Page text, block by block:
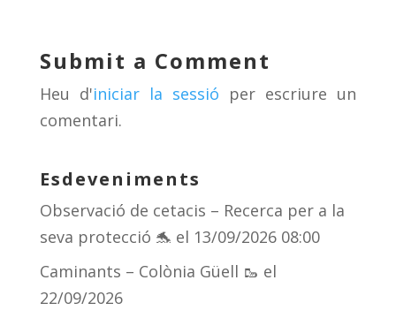
y d
s
a
m
ar
te
ix
Submit a Comment
Heu d'iniciar la sessió per escriure un
comentari.
Esdeveniments
Observació de cetacis – Recerca per a la
seva protecció 🐬 el 13/09/2026 08:00
Caminants – Colònia Güell 🥾 el
22/09/2026